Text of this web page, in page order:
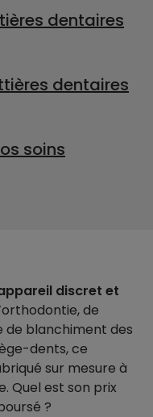
dentaires
dentaires
soins
discret et
de
blanchiment des
dents, ce
sur mesure à
Quel est son prix
?